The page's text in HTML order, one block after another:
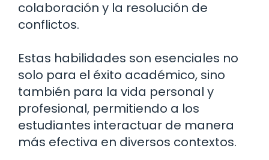
colaboración y la resolución de
conflictos.
Estas habilidades son esenciales no
solo para el éxito académico, sino
también para la vida personal y
profesional, permitiendo a los
estudiantes interactuar de manera
más efectiva en diversos contextos.